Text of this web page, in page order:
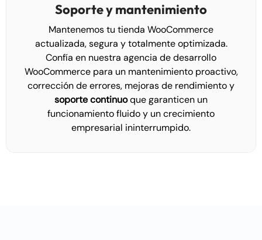
Soporte y mantenimiento
Mantenemos tu tienda WooCommerce
actualizada, segura y totalmente optimizada.
Confía en nuestra agencia de desarrollo
WooCommerce para un mantenimiento proactivo,
corrección de errores, mejoras de rendimiento y
soporte continuoque garanticen un
funcionamiento fluido y un crecimiento
empresarial ininterrumpido.